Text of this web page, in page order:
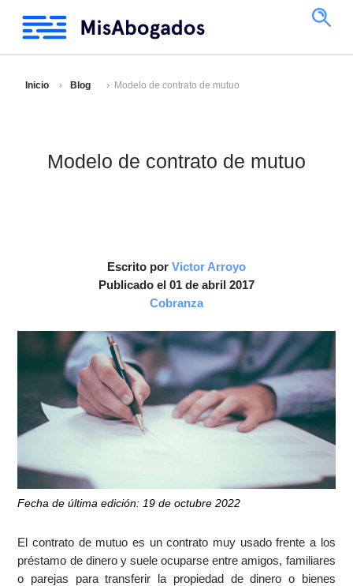
Inicio Blog Modelo de contrato de mutuo
Modelo de contrato de mutuo
Escrito por Victor Arroyo
Publicado el 01 de abril 2017
Cobranza
Fecha de última edición: 19 de octubre 2022
El contrato de mutuo es un contrato muy usado frente a los
préstamo de dinero y suele ocuparse entre amigos, familiares
o parejas para transferir la propiedad de dinero o bienes